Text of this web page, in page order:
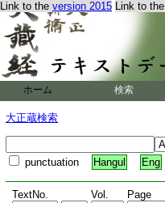
Link to the version 2015 Link to the
ホーム 検索
大正蔵検索
punctuation Hangul Eng
TextNo. Vol. Page